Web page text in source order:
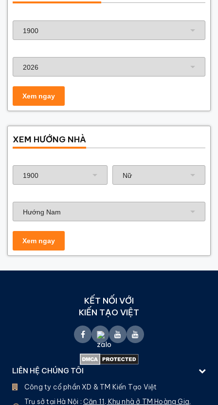
XEM HƯỚNG NHÀ
KẾT NỐI VỚI
KIẾN TẠO VIỆT
LIÊN HỆ CHÚNG TÔI
Công ty cổ phần XD & TM Kiến Tạo Việt
Trụ sở tại Hà Nội : Căn 11, Khu nhà ở TM Hoàng Gia,